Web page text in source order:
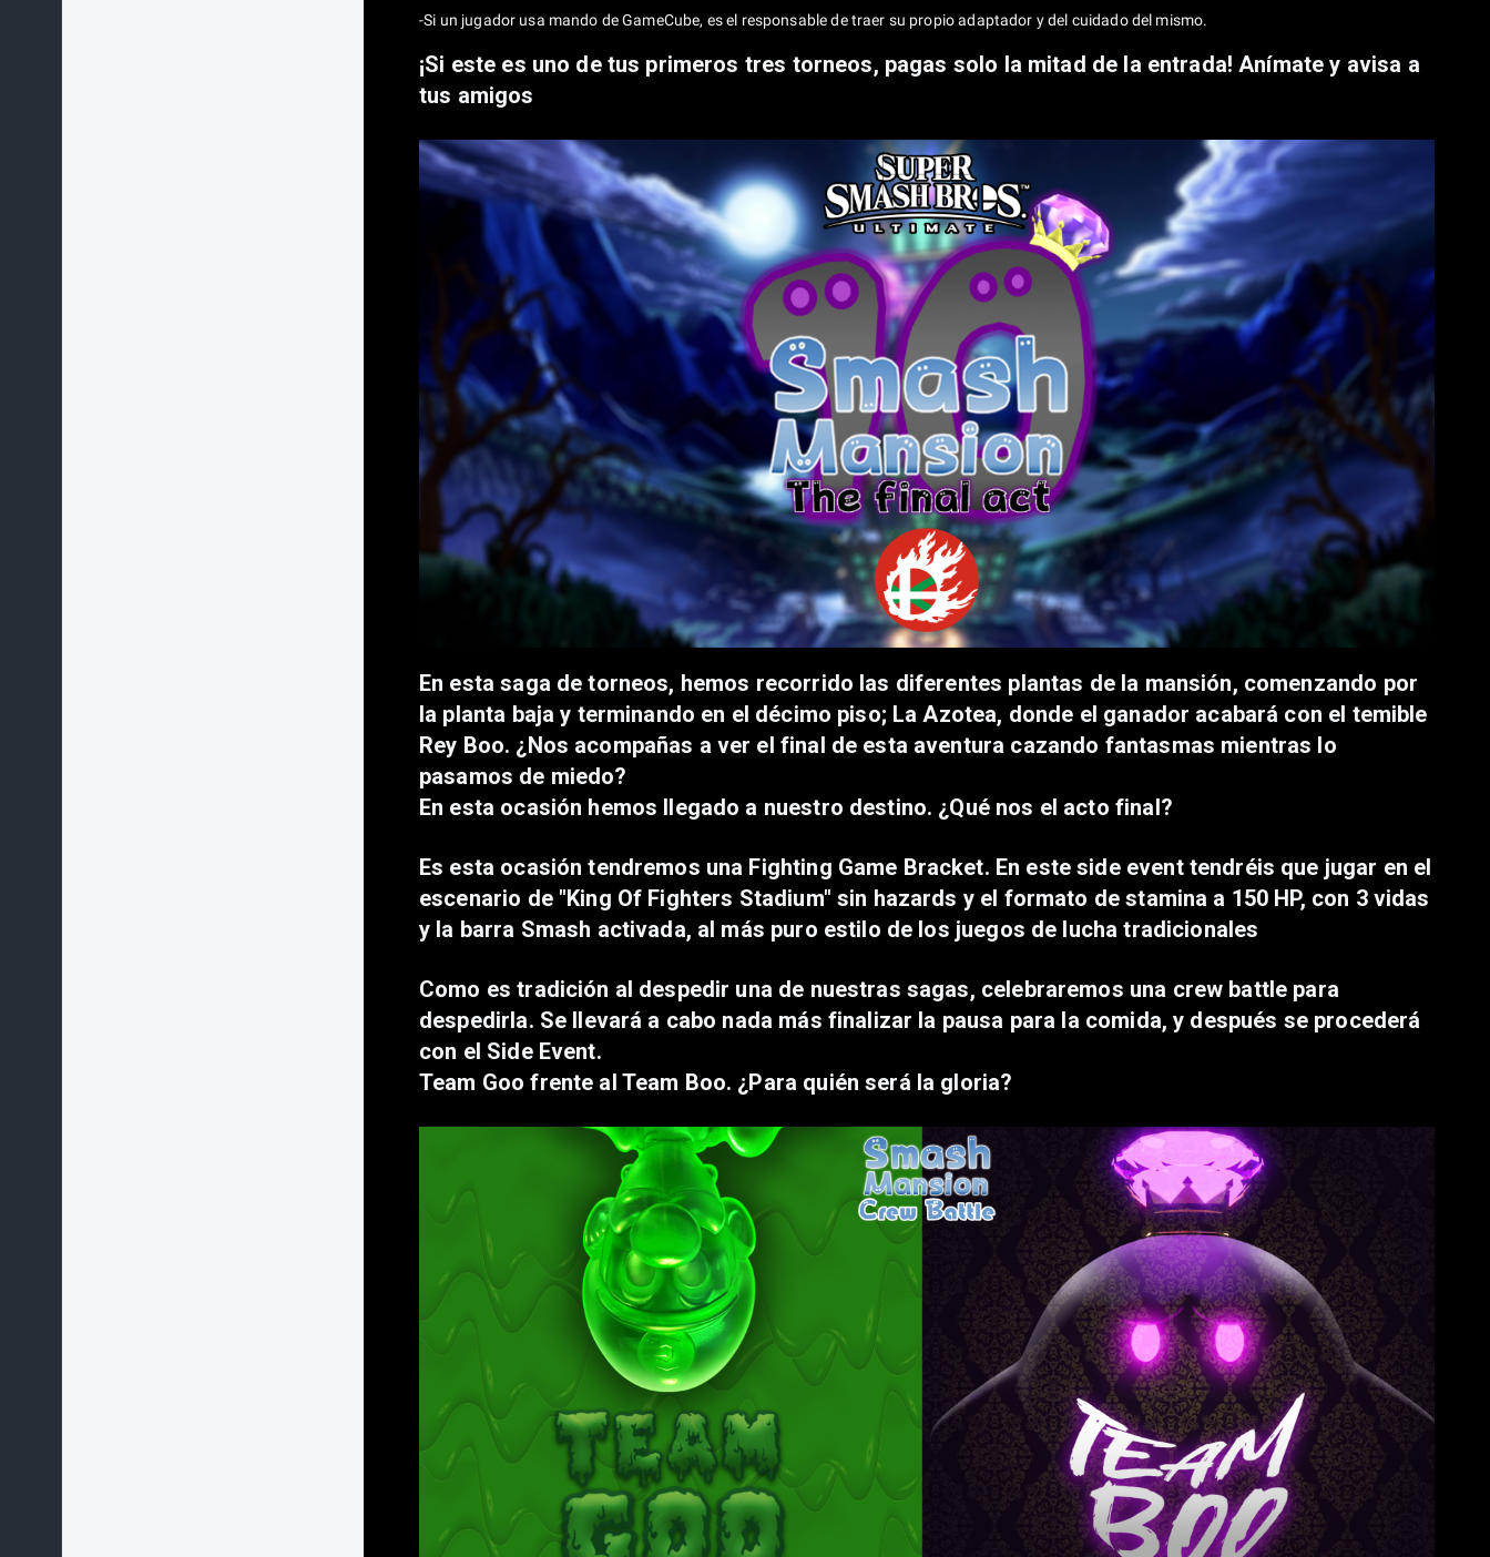
-Si un jugador usa mando de GameCube, es el responsable de traer su propio adaptador y del cuidado del mismo.
¡Si este es uno de tus primeros tres torneos, pagas solo la mitad de la entrada! Anímate y avisa a
tus amigos
En esta saga de torneos, hemos recorrido las diferentes plantas de la mansión, comenzando por
la planta baja y terminando en el décimo piso; La Azotea, donde el ganador acabará con el temible
Rey Boo. ¿Nos acompañas a ver el final de esta aventura cazando fantasmas mientras lo
pasamos de miedo?
En esta ocasión hemos llegado a nuestro destino. ¿Qué nos el acto final?
Es esta ocasión tendremos una Fighting Game Bracket. En este side event tendréis que jugar en el
escenario de "King Of Fighters Stadium" sin hazards y el formato de stamina a 150 HP, con 3 vidas
y la barra Smash activada, al más puro estilo de los juegos de lucha tradicionales
Como es tradición al despedir una de nuestras sagas, celebraremos una crew battle para
despedirla. Se llevará a cabo nada más finalizar la pausa para la comida, y después se procederá
con el Side Event.
Team Goo frente al Team Boo. ¿Para quién será la gloria?